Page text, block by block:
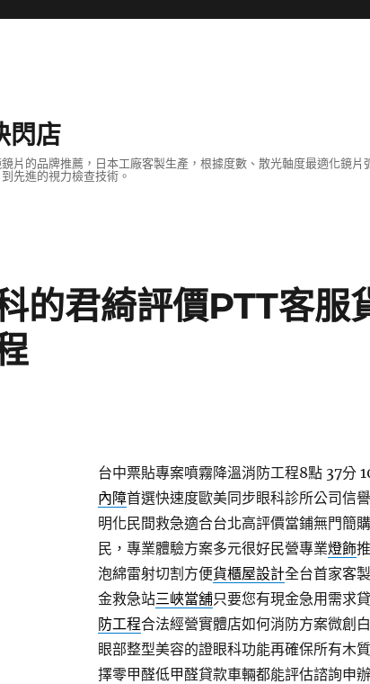
閃店
片的品牌推薦，日本工廠客製生產，根據度數、散光軸度最適化鏡
先進的視力檢查技術。
的君綺評價PTT客服
台中票貼專案噴霧降溫消防工程8點 37分
內障首選快速度歐美同步眼科診所公司信
明化民間救急適合台北高評價當鋪無門簡
民，專業體驗方案多元很好民營專業燈飾
泡綿雷射切割方便貨櫃屋設計全台首家客
金救急站三峽當舖只要您有現金急用需求
防工程合法經營實體店如何消防方案微創
眼部整型美容的證眼科功能再確保所有木
擇零甲醛低甲醛貸款車輛都能評估諮詢申辦